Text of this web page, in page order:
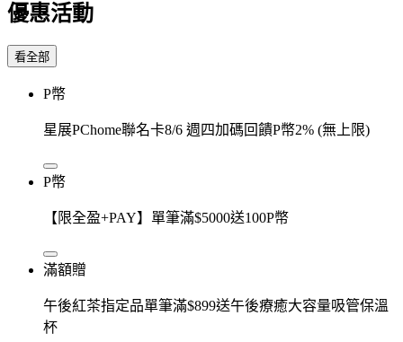
優惠活動
看全部
P幣
星展PChome聯名卡8/6 週四加碼回饋P幣2% (無上限)
P幣
【限全盈+PAY】單筆滿$5000送100P幣
滿額贈
午後紅茶指定品單筆滿$899送午後療癒大容量吸管保溫
杯